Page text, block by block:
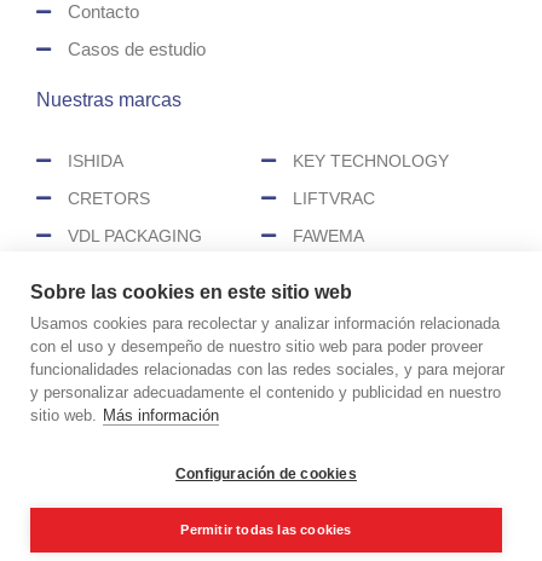
Contacto
Casos de estudio
Nuestras marcas
ISHIDA
CRETORS
VDL PACKAGING
KEY TECHNOLOGY
LIFTVRAC
FAWEMA
COPYRIGHT © 2026 CIMASA
Aviso legal
Políticas de redes sociales
Realizado por
Sobre las cookies en este sitio web
Usamos cookies para recolectar y analizar información relacionada
con el uso y desempeño de nuestro sitio web para poder proveer
funcionalidades relacionadas con las redes sociales, y para mejorar
y personalizar adecuadamente el contenido y publicidad en nuestro
sitio web. Más información
Configuración de cookies
Permitir todas las cookies